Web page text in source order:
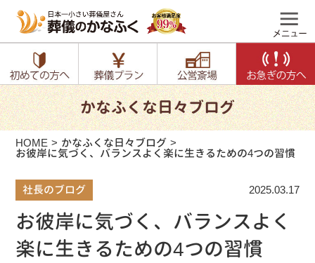
かなふくな日々ブログ
HOME かなふくな日々ブログ
お彼岸に気づく、バランスよく楽に生きるための4つの習慣
社長のブログ 2025.03.17
お彼岸に気づく、バランスよく
楽に生きるための4つの習慣